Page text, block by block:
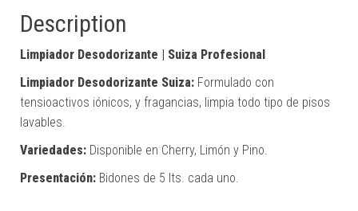
Description
Limpiador Desodorizante | Suiza Profesional
Limpiador Desodorizante Suiza: Formulado con
tensioactivos iónicos, y fragancias, limpia todo tipo de pisos
lavables.
Variedades: Disponible en Cherry, Limón y Pino.
Presentación: Bidones de 5 lts. cada uno.